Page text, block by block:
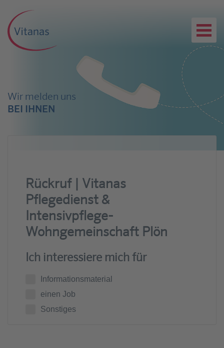
Wir melden uns
BEI IHNEN
Rückruf | Vitanas
Pflegedienst &
Intensivpflege-
Wohngemeinschaft Plön
Ich interessiere mich für
Informationsmaterial
einen Job
Sonstiges